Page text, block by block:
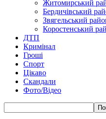
Житомирський
Бердичівський
Звягельський
Коростенський
ДТП
Кримінал
Гроші
Спорт
Цікаво
Скандали
Фото/Відео